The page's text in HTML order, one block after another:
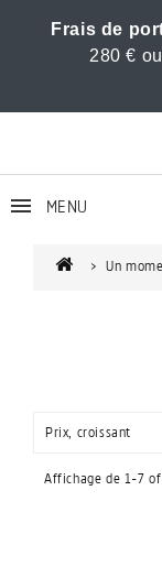
Frais de
280 €
MENU
Un
Prix, croissant
Affichage de 1-7